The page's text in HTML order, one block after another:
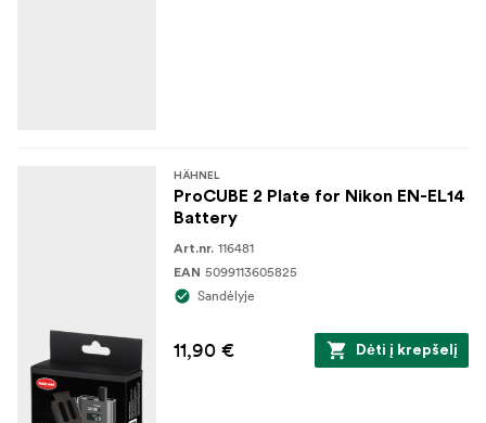
HÄHNEL
ProCUBE 2 Plate for Nikon EN-EL14
Battery
Art.nr. 116481
EAN 5099113605825
Sandėlyje
11,90 € Dėti į krepšelį